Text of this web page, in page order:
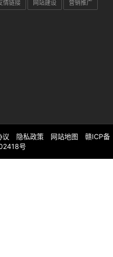
情链接 网站建设 营销推广
议 隐私政策 网站地图
赣ICP备
号